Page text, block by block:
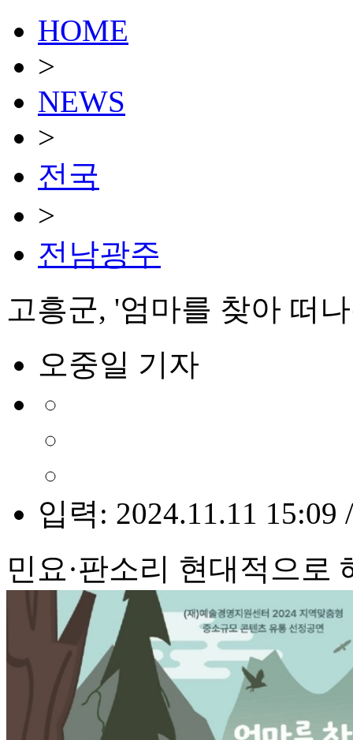
HOME
>
NEWS
>
전국
>
전남광주
고흥군, '엄마를 찾아 떠
오중일 기자
입력: 2024.11.11 15:09
민요·판소리 현대적으로